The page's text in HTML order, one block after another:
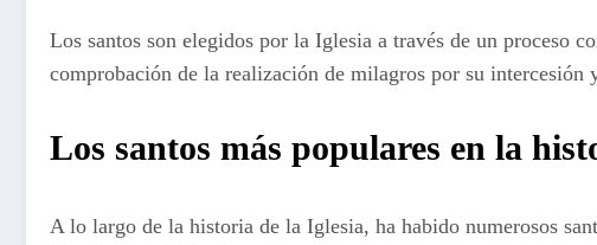
Los santos son elegidos por la Iglesia a través de un proceso
comprobación de la realización de milagros por su
Los santos más populares en la
A lo largo de la historia de la Iglesia, ha habido numerosos